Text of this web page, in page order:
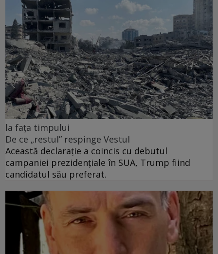
la fața timpului
De ce „restul” respinge Vestul
Această declarație a coincis cu debutul
campaniei prezidențiale în SUA, Trump fiind
candidatul său preferat.